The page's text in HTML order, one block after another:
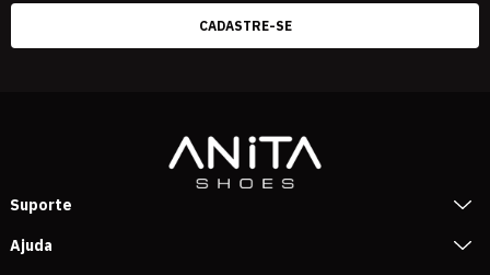
Suporte
Ajuda